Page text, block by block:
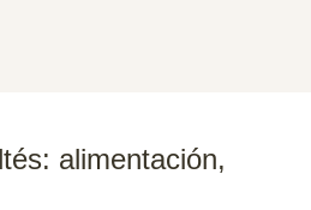
alimentación,